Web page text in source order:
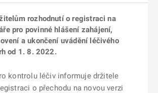
rozhodnutí o registraci na
pro povinné hlášení zahájení,
a ukončení uvádění léčivého
od 1. 8. 2022.
kontrolu léčiv informuje držitele
o přechodu na novou verzi